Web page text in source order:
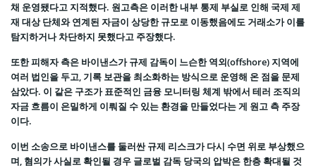
채 운영됐다고 지적했다. 원고측은 이러한 내부 통제 부실로 인해 국제 제
재 대상 단체와 연계된 자금이 상당한 규모로 이동했음에도 거래소가 이를
탐지하거나 차단하지 못했다고 주장했다.
또한 피해자 측은 바이낸스가 규제 감독이 느슨한 역외(offshore) 지역에
여러 법인을 두고, 기록 보관을 최소화하는 방식으로 운영해 온 점을 문제
삼았다. 이 같은 구조가 표준적인 금융 모니터링 체계 밖에서 테러 조직의
자금 흐름이 은밀하게 이뤄질 수 있는 환경을 만들었다는 게 원고 측 주장
이다.
이번 소송으로 바이낸스를 둘러싼 규제 리스크가 다시 수면 위로 부상했으
며, 혐의가 사실로 확인될 경우 글로벌 감독 당국의 압박은 한층 확대될 것